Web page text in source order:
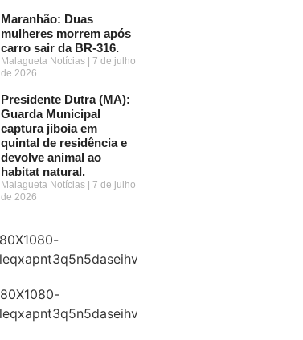
Maranhão: Duas
mulheres morrem após
carro sair da BR-316.
Malagueta Notícias
7 de julho
de 2026
Presidente Dutra (MA):
Guarda Municipal
captura jiboia em
quintal de residência e
devolve animal ao
habitat natural.
Malagueta Notícias
7 de julho
de 2026